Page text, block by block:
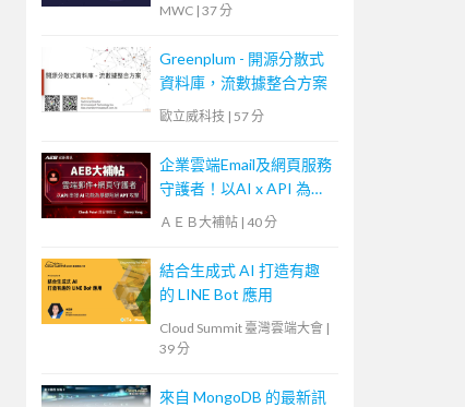
MWC | 37 分
Greenplum - 開源分散式
資料庫，流數據整合方案
歐立威科技 | 57 分
企業雲端Email及網頁服務
守護者！以AI x API 為基
礎阻絕APT攻擊【宏碁資
ＡＥＢ大補帖 | 40 分
結合生成式 AI 打造有趣
的 LINE Bot 應用
Cloud Summit 臺灣雲端大會 |
39 分
來自 MongoDB 的最新訊